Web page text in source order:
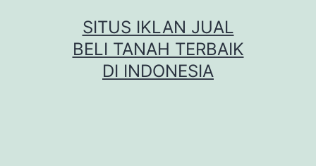
SITUS IKLAN JUAL
BELI TANAH TERBAIK
DI INDONESIA